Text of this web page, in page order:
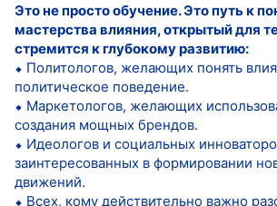
Это не просто обучение. Это путь к
мастерства влияния, открытый для
стремится к глубокому развитию:
⬥ Политологов, желающих понять
политическое поведение.
⬥ Маркетологов, желающих
создания мощных брендов.
⬥ Идеологов и социальных
заинтересованных в формировании
движений.
⬥ Всех, кому действительно важно